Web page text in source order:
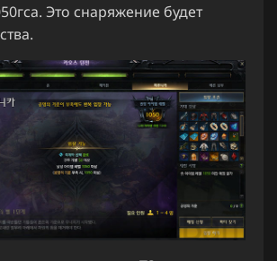
Это снаряжение будет